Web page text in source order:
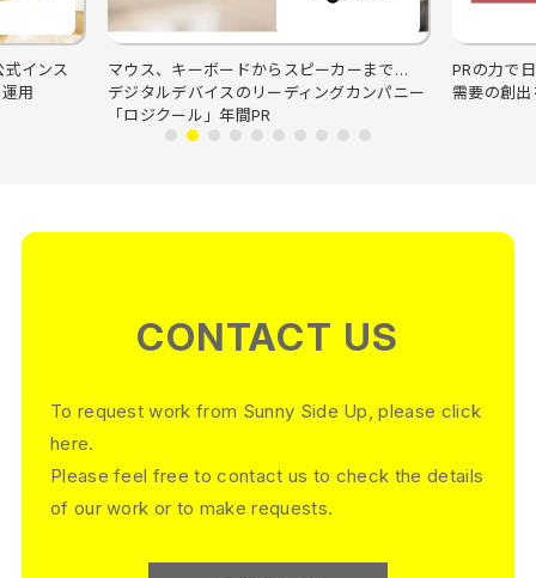
インス
用
マウス、キーボードからスピーカーまで…
デジタルデバイスのリーディングカンパニー
「ロジクール」年間PR
PRの力で
需要の創
CONTACT US
To request work from Sunny Side Up, please click
here.
Please feel free to contact us to check the details
of our work or to make requests.